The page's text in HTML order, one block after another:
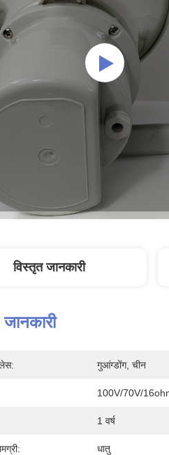
विस्तृत जानकारी
गुआंग्डोंग, चीन
100V/70V/
1 वर्ष
धातु